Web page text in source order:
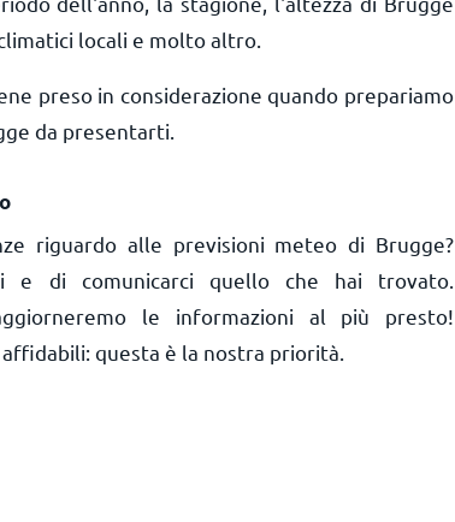
locali e molto altro.
preso in considerazione quando prepariamo
da presentarti.
riguardo alle previsioni meteo di Brugge?
e di comunicarci quello che hai trovato.
le informazioni al più presto!
questa è la nostra priorità.